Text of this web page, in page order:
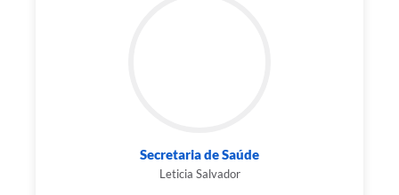
Secretaria de Saúde
Leticia Salvador